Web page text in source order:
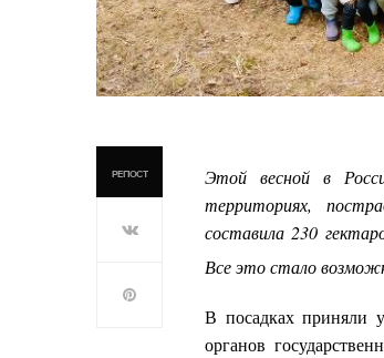
РЕПОСТ
Этой весной в
территориях,
составила 230
Все это стало
В посадках приняли
органов